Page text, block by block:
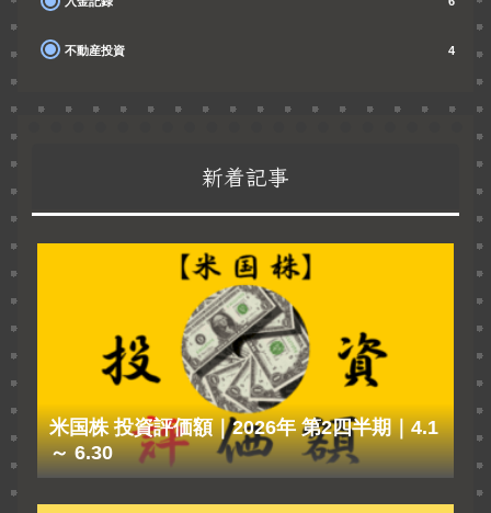
不動産投資 4
新着記事
米国株 投資評価額｜2026年 第2四半期｜4.1
～ 6.30